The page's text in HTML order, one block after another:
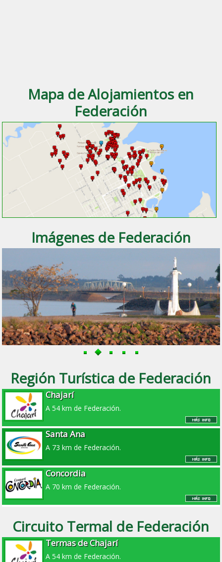
Mapa de Alojamientos en
Federación
Imágenes de Federación
Región Turística de Federación
Chajarí
A 54 km de Federación.
Santa Ana
A 73 km de Federación.
Concordia
A 70 km de Federación.
Circuito Termal de Federación
Termas de Chajarí
A 54 km de Federación.